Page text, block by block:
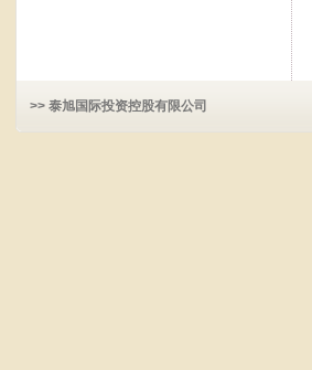
>> 泰旭国际投资控股有限公司